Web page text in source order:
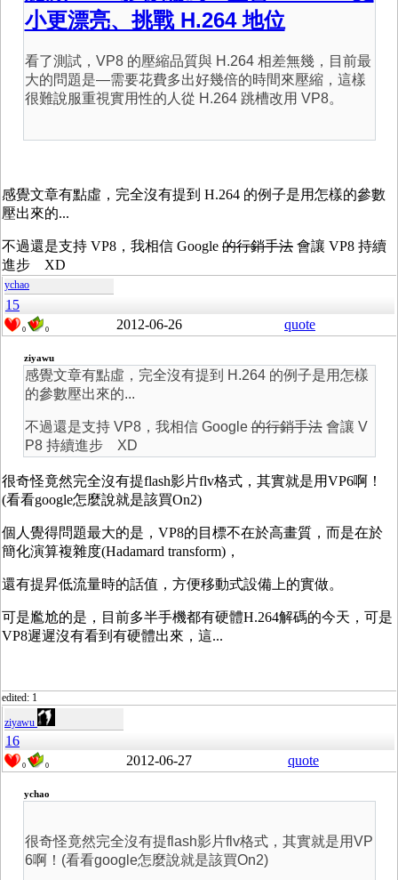
小更漂亮、挑戰 H.264 地位
看了測試，VP8 的壓縮品質與 H.264 相差無幾，目前最
大的問題是—需要花費多出好幾倍的時間來壓縮，這樣
很難說服重視實用性的人從 H.264 跳槽改用 VP8。
感覺文章有點虛，完全沒有提到 H.264 的例子是用怎樣的參數
壓出來的...
不過還是支持 VP8，我相信 Google 的行銷手法 會讓 VP8 持續
進步 XD
ychao
15
0 0 2012-06-26 quote
ziyawu
感覺文章有點虛，完全沒有提到 H.264 的例子是用怎樣
的參數壓出來的...
不過還是支持 VP8，我相信 Google的行銷手法會讓 V
P8 持續進步 XD
很奇怪竟然完全沒有提flash影片flv格式，其實就是用VP6啊！
(看看google怎麼說就是該買On2)
個人覺得問題最大的是，VP8的目標不在於高畫質，而是在於
簡化演算複雜度(Hadamard transform)，
還有提昇低流量時的話值，方便移動式設備上的實做。
可是尷尬的是，目前多半手機都有硬體H.264解碼的今天，可是
VP8遲遲沒有看到有硬體出來，這...
edited: 1
ziyawu
16
0 0 2012-06-27 quote
ychao
很奇怪竟然完全沒有提flash影片flv格式，其實就是用VP
6啊！(看看google怎麼說就是該買On2)